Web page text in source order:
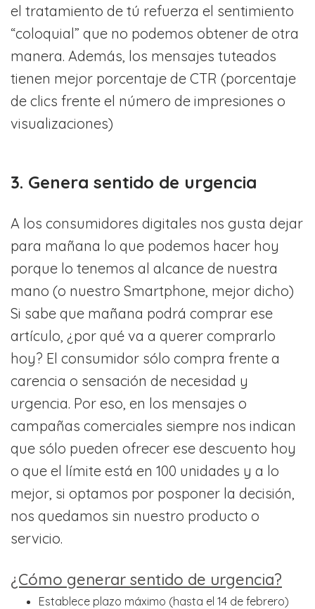
el tratamiento de tú refuerza el sentimiento
“coloquial” que no podemos obtener de otra
manera. Además, los mensajes tuteados
tienen mejor porcentaje de CTR (porcentaje
de clics frente el número de impresiones o
visualizaciones)
3. Genera sentido de urgencia
A los consumidores digitales nos gusta dejar
para mañana lo que podemos hacer hoy
porque lo tenemos al alcance de nuestra
mano (o nuestro Smartphone, mejor dicho)
Si sabe que mañana podrá comprar ese
artículo, ¿por qué va a querer comprarlo
hoy? El consumidor sólo compra frente a
carencia o sensación de necesidad y
urgencia. Por eso, en los mensajes o
campañas comerciales siempre nos indican
que sólo pueden ofrecer ese descuento hoy
o que el límite está en 100 unidades y a lo
mejor, si optamos por posponer la decisión,
nos quedamos sin nuestro producto o
servicio.
¿Cómo generar sentido de urgencia?
Establece plazo máximo (hasta el 14 de febrero)